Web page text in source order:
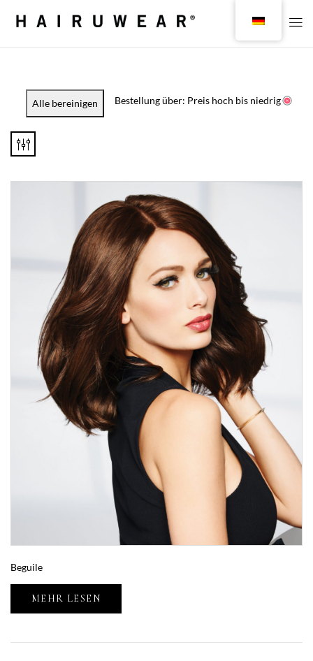
Alle bereinigen Bestellung über: Preis hoch bis niedrig
Beguile
MEHR LESEN